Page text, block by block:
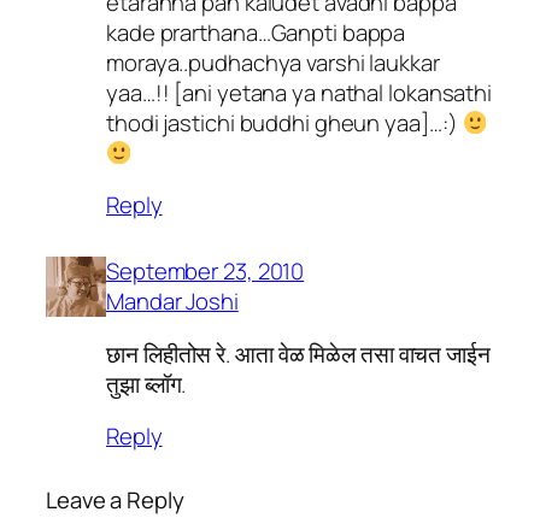
kade prarthana…Ganpti bappa
moraya..pudhachya varshi laukkar
yaa…!! [ani yetana ya nathal lokansathi
thodi jastichi buddhi gheun yaa]…:)
Reply
September 23, 2010
Mandar Joshi
छान लिहीतोस रे. आता वेळ मिळेल तसा वाचत जाईन
तुझा ब्लॉग.
Reply
Leave a Reply